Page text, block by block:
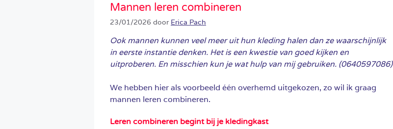
Mannen leren combineren
23/01/2026 door Erica Pach
Ook mannen kunnen veel meer uit hun kleding halen dan ze waarschijnlijk
in eerste instantie denken. Het is een kwestie van goed kijken en
uitproberen. En misschien kun je wat hulp van mij gebruiken. (0640597086)
We hebben hier als voorbeeld één overhemd uitgekozen, zo wil ik graag
mannen leren combineren.
Leren combineren begint bij je kledingkast